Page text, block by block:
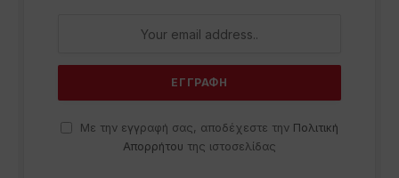
Με την εγγραφή σας, αποδέχεστε την Πολιτική
Απορρήτου της ιστοσελίδας